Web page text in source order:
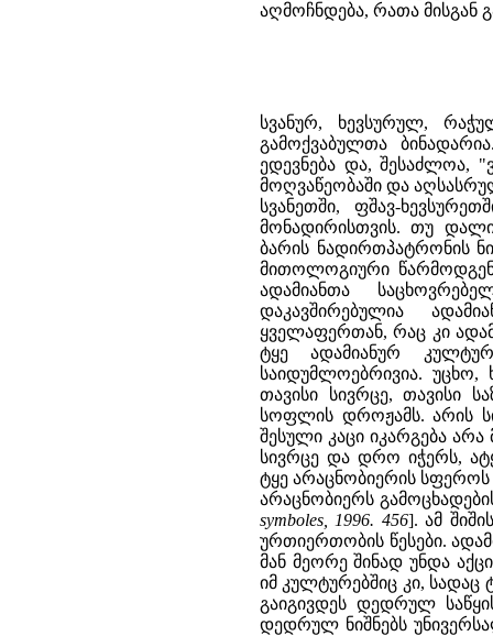
აღმოჩნდება, რათა მისგან
სვანურ, ხევსურულ,
გამოქვაბულთა
ედევნება და, შესაძლოა,
მოღვაწეობაში და
სვანეთში, ფშავ-
მონადირისთვის. თუ
ბარის ნადირთპატრონის
მითოლოგიური
ადამიანთა
დაკავშირებულია
ყველაფერთან, რაც კი
ტყე ადამიანურ
საიდუმლოებრივია.
თავისი სივრცე, თავისი
სოფლის დროჟამს. არის
შესული კაცი იკარგება
სივრცე და დრო იჭერს,
ტყე არაცნობიერის
არაცნობიერს
symboles, 1996. 456]. ამ
ურთიერთობის წესები.
მან მეორე შინად უნდა
იმ კულტურებშიც კი,
გაიგივდეს დედრულ
დედრულ ნიშნებს